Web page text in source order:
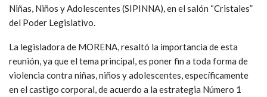
Niñas, Niños y Adolescentes (SIPINNA), en el salón “Cristales”
del Poder Legislativo.
La legisladora de MORENA, resaltó la importancia de esta
reunión, ya que el tema principal, es poner fin a toda forma de
violencia contra niñas, niños y adolescentes, específicamente
en el castigo corporal, de acuerdo a la estrategia Número 1